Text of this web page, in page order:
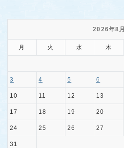
2026年8月
月 火 水 木
3 4 5 6
10 11 12 13
17 18 19 20
24 25 26 27
31